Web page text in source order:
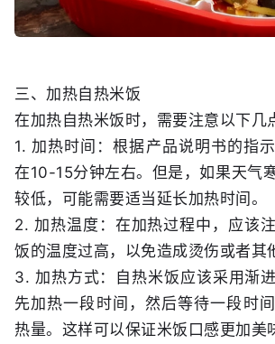
三、加热自热米饭
在加热自热米饭时，需要注意以下几
1. 加热时间：根据产品说明书的指
在10-15分钟左右。但是，如果天气
较低，可能需要适当延长加热时间。
2. 加热温度：在加热过程中，应该
饭的温度过高，以免造成烫伤或者其
3. 加热方式：自热米饭应该采用渐
先加热一段时间，然后等待一段时
热量。这样可以保证米饭口感更加美